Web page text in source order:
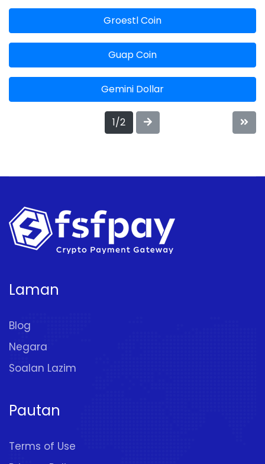
Groestl Coin
Guap Coin
Gemini Dollar
1/2
Laman
Blog
Negara
Soalan Lazim
Pautan
Terms of Use